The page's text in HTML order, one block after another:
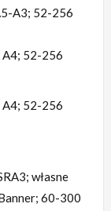
A3; 52-256
A4; 52-256
A4; 52-256
własne
60-300